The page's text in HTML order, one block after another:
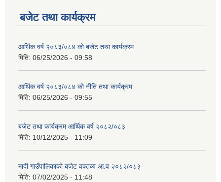
बजेट तथा कार्यक्रम
आर्थिक वर्ष २०८३/०८४ को बजेट तथा कार्यक्रम
मिति: 06/25/2026 - 09:58
आर्थिक वर्ष २०८३/०८४ को नीति तथा कार्यक्रम
मिति: 06/25/2026 - 09:55
बजेट तथा कार्यक्रम आर्थिक वर्ष २०८२/०८३
मिति: 10/12/2025 - 11:09
मादी गाउँपालिकाको बजेट वक्तव्य आ.व २०८२/०८३
मिति: 07/02/2025 - 11:48